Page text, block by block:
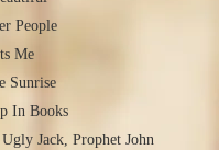
People
Me
Sunrise
In Books
Jack, Prophet John